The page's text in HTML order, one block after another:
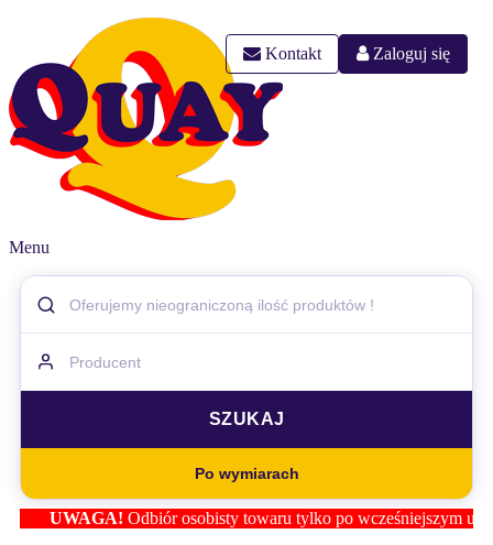
Kontakt Zaloguj się
Menu
Po wymiarach
UWAGA!Odbiór osobisty towaru tylko po wcześniejszym ustaleniu